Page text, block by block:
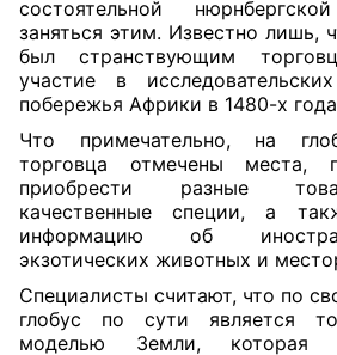
состоятельной
заняться этим. Известно лишь,
был странствующим
участие в
побережья Африки в 1480-х
Что примечательно, на
торговца отмечены
приобрести разные
качественные специи, а
информацию об
экзотических животных и
Специалисты считают, что по
глобус по сути является
моделью Земли, которая